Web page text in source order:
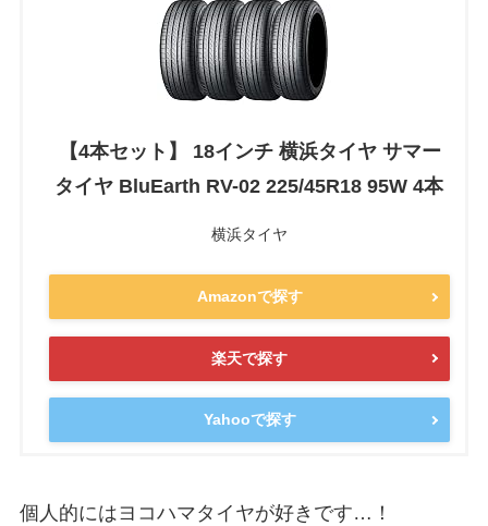
【4本セット】 18インチ 横浜タイヤ サマー
タイヤ BluEarth RV-02 225/45R18 95W 4本
横浜タイヤ
Amazonで探す
楽天で探す
Yahooで探す
個人的にはヨコハマタイヤが好きです…！